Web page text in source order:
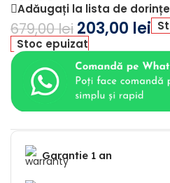
Adăugați la lista de dorințe
679,00lei 203,00 lei
Stoc epuizat
Garantie 1 an